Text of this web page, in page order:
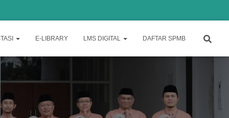
E-LIBRARY LMS DIGITAL DAFTAR SPMB